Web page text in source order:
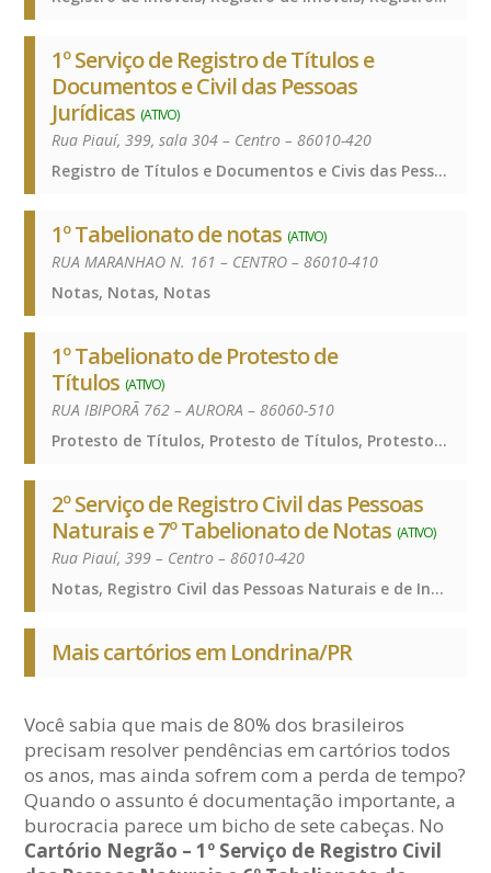
1º Serviço de Registro de Títulos e
Documentos e Civil das Pessoas
Jurídicas (ATIVO)
Rua Piauí, 399, sala 304 – Centro – 86010-420
Registro de Títulos e Documentos e Civis das Pessoas Jurídicas, Registro de Títulos e Documentos e Civis das Pessoas Jurídicas, Registro de Títulos e Documentos e Civis das Pessoas Jurídicas
1º Tabelionato de notas (ATIVO)
RUA MARANHAO N. 161 – CENTRO – 86010-410
Notas, Notas, Notas
1º Tabelionato de Protesto de
Títulos (ATIVO)
RUA IBIPORÃ 762 – AURORA – 86060-510
Protesto de Títulos, Protesto de Títulos, Protesto de Títulos
2º Serviço de Registro Civil das Pessoas
Naturais e 7º Tabelionato de Notas (ATIVO)
Rua Piauí, 399 – Centro – 86010-420
Notas, Registro Civil das Pessoas Naturais e de Interdições e Tutelas, Notas, Registro Civil das Pessoas Naturais e de Interdições e Tutelas, Notas, Registro Civil das Pessoas Naturais e de Interdições e Tutelas
Mais cartórios em Londrina/PR
Você sabia que mais de 80% dos brasileiros
precisam resolver pendências em cartórios todos
os anos, mas ainda sofrem com a perda de tempo?
Quando o assunto é documentação importante, a
burocracia parece um bicho de sete cabeças. No
Cartório Negrão – 1º Serviço de Registro Civil